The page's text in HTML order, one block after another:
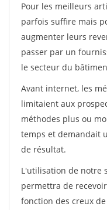
Pour les meilleurs
parfois suffire mais
augmenter leurs
passer par un
le secteur du
Avant internet, les
limitaient aux
méthodes plus ou
temps et demandait
de résultat.
L'utilisation de notre
permettra de
fonction des creux